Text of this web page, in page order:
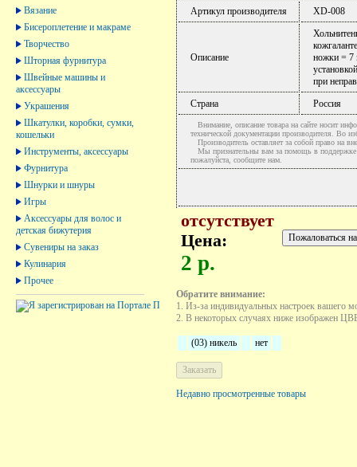
Вязание
Бисероплетение и макраме
Творчество
Шторная фурнитура
Швейные машины и
аксессуары
Украшения
Шкатулки, коробки, сумки,
кошельки
Инструменты, аксессуары
Фурнитура
Шнурки и шнуры
Игры
Аксессуары для волос и
детская бижутерия
Сувениры на заказ
Кулинария
Прочее
Артикул производителя
XD-008
Описание
ножки = 7
при
Страна
Россия
Внимание, описание товара на сайте носит
технической документации производителя. Во
Производитель оставляет за собой право на
Мы признательны вам за помощь в поддержке
пожалуйста, сообщите нам.
отсутствует
Цена:
2 р.
Обратите внимание:
1. Из-за индивидуальных настроек вашего
2. В некоторых случаях ниже изображен
(03) никель нет
Недавно просмотренные товары